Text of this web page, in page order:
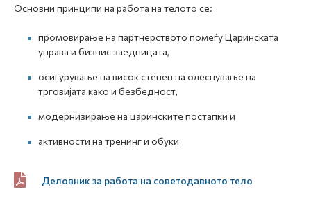
Основни принципи на работа на телото се:
промовирање на партнерството помеѓу Царинската
управа и бизнис заедницата,
осигурување на висок степен на олеснување на
трговијата како и безбедност,
модернизирање на царинските постапки и
активности на тренинг и обуки
Деловник за работа на советодавното тело